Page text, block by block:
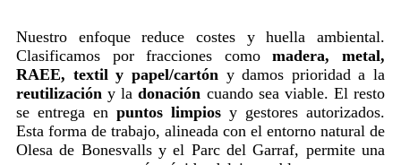
Nuestro enfoque reduce costes y huella ambiental.
Clasificamos por fracciones comomadera, metal,
RAEE, textil y papel/cartón y damos prioridad a la
reutilización y ladonación cuando sea viable. El resto
se entrega en puntos limpios y gestores autorizados.
Esta forma de trabajo, alineada con el entorno natural de
Olesa de Bonesvalls y el Parc del Garraf, permite una